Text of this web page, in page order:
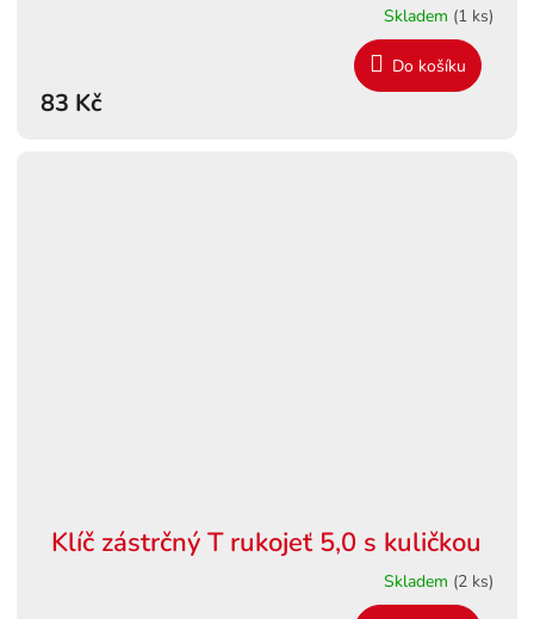
Skladem (1 ks)
83 Kč
Do košíku
Klíč zástrčný T rukojeť 5,0 s kuličkou
Skladem (2 ks)